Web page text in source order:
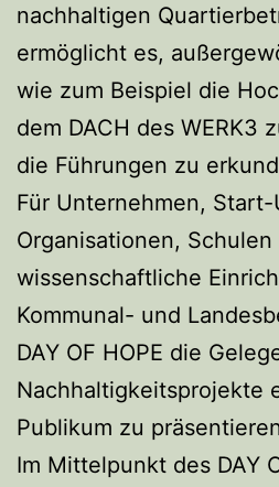
nachhaltigen
ermöglicht es,
wie zum Beispiel die
dem DACH des WERK3
die Führungen zu
Für Unternehmen, Start-
Organisationen, Schulen
wissenschaftliche
Kommunal- und
DAY OF HOPE die
Nachhaltigkeitsprojekte
Publikum zu
Im Mittelpunkt des DAY